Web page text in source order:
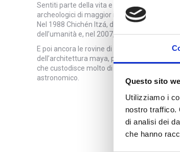
Questo sito
Utilizziamo i
nostro traffico.
di analisi dei
che hanno
Sentiti parte della vita e delle tradizioni di
archeologici di maggior importanza come
Nel 1988 Chichén Itzá, dove sono situate le
dell’umanità e, nel 2007, la piramide di
E poi ancora le rovine di
,
dell’architettura maya, per bellezza e per
che custodisce molto di quello che questa
astronomico.